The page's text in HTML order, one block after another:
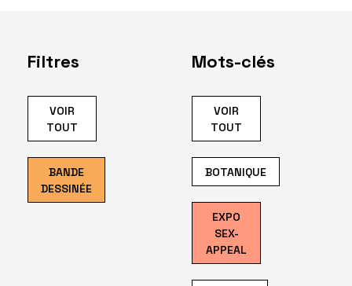
Filtres
VOIR
TOUT
BANDE
DESSINÉE
Mots-clés
VOIR
TOUT
BOTANIQUE
EXPO
SEX-
APPEAL